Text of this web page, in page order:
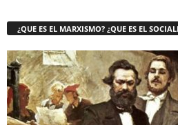
¿QUE ES EL MARXISMO? ¿QUE ES EL